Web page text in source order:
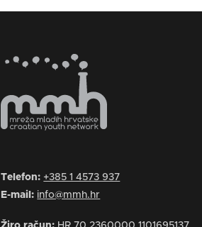
Telefon: +385 1 4573 937
E-mail: info@mmh.hr